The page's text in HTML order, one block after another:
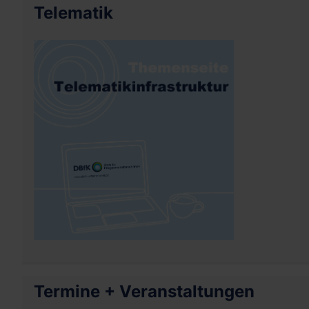
Telematik
Termine + Veranstaltungen